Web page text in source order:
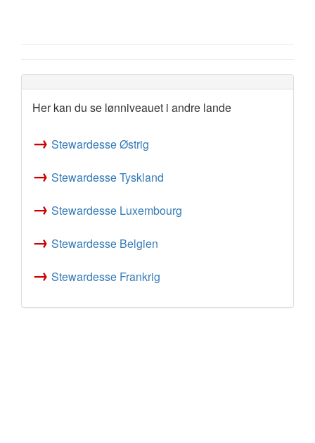
Her kan du se lønniveauet i andre lande
→ Stewardesse Østrig
→ Stewardesse Tyskland
→ Stewardesse Luxembourg
→ Stewardesse Belgien
→ Stewardesse Frankrig